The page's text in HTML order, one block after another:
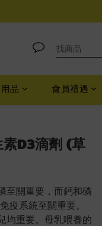
品 會員禮遇
D3滴劑 (草
至關重要，而鈣和磷
疫系統至關重要。
均重要。母乳喂養的